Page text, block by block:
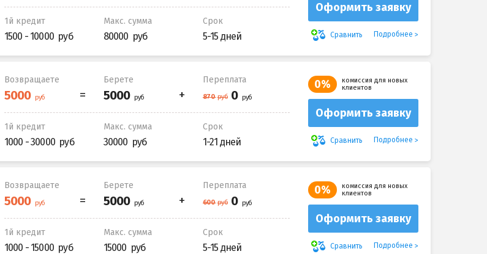
1й кредит
1500 - 10000
Макс. сумма
80000
Срок
5-15 дней
Оформить заявку
Сравнить Подробнее
Возвращаете Берете Переплата
1й кредит
1000 - 30000
Макс. сумма
30000
Срок
1-21 дней
0%
комиссия для новых
клиентов
Оформить заявку
Сравнить Подробнее
Возвращаете Берете Переплата
1й кредит
1000 - 15000
Макс. сумма
15000
Срок
5-15 дней
0%
комиссия для новых
клиентов
Оформить заявку
Сравнить Подробнее